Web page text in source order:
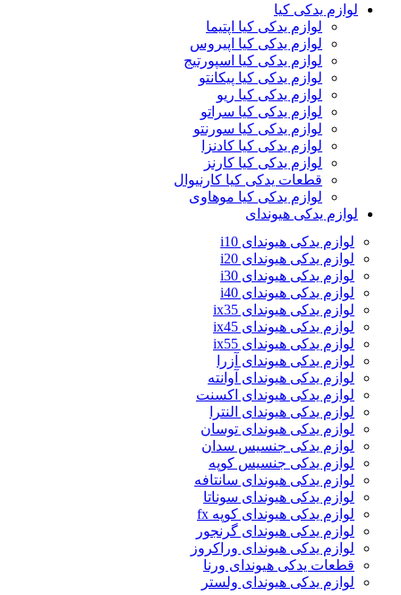
لوازم یدکی کیا
لوازم یدکی کیا اپتیما
لوازم یدکی کیا اپیروس
لوازم یدکی کیا اسپورتیج
لوازم یدکی کیا پیکانتو
لوازم یدکی کیا ریو
لوازم یدکی کیا سراتو
لوازم یدکی کیا سورنتو
لوازم یدکی کیا کادنزا
لوازم یدکی کیا کارنز
قطعات یدکی کیا کارنیوال
لوازم یدکی کیا موهاوی
لوازم یدکی هیوندای
لوازم یدکی هیوندای i10
لوازم یدکی هیوندای i20
لوازم یدکی هیوندای i30
لوازم یدکی هیوندای i40
لوازم یدکی هیوندای ix35
لوازم یدکی هیوندای ix45
لوازم یدکی هیوندای ix55
لوازم یدکی هیوندای آزرا
لوازم یدکی هیوندای آوانته
لوازم یدکی هیوندای اکسنت
لوازم یدکی هیوندای النترا
لوازم یدکی هیوندای توسان
لوازم یدکی جنسیس سدان
لوازم یدکی جنسیس کوپه
لوازم یدکی هیوندای سانتافه
لوازم یدکی هیوندای سوناتا
لوازم یدکی هیوندای کوپه fx
لوازم یدکی هیوندای گرنجور
لوازم یدکی هیوندای وراکروز
قطعات یدکی هیوندای ورنا
لوازم یدکی هیوندای ولستر